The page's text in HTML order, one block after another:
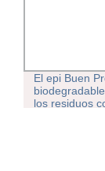
El epi Buen
los residuos